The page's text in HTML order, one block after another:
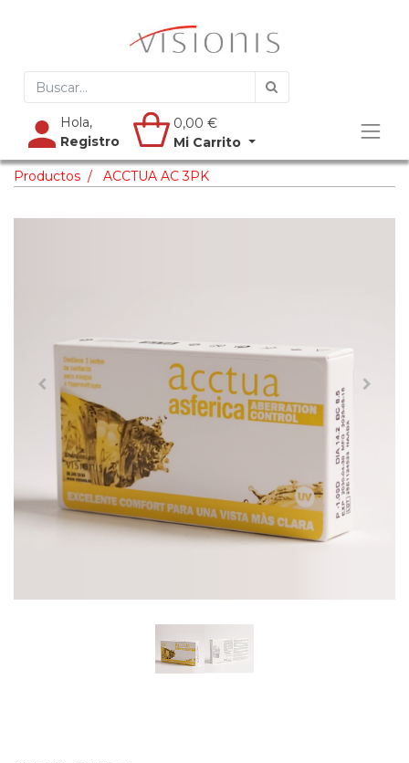
Hola,
Registro
0,00 €
Mi Carrito
Productos ACCTUA AC 3PK